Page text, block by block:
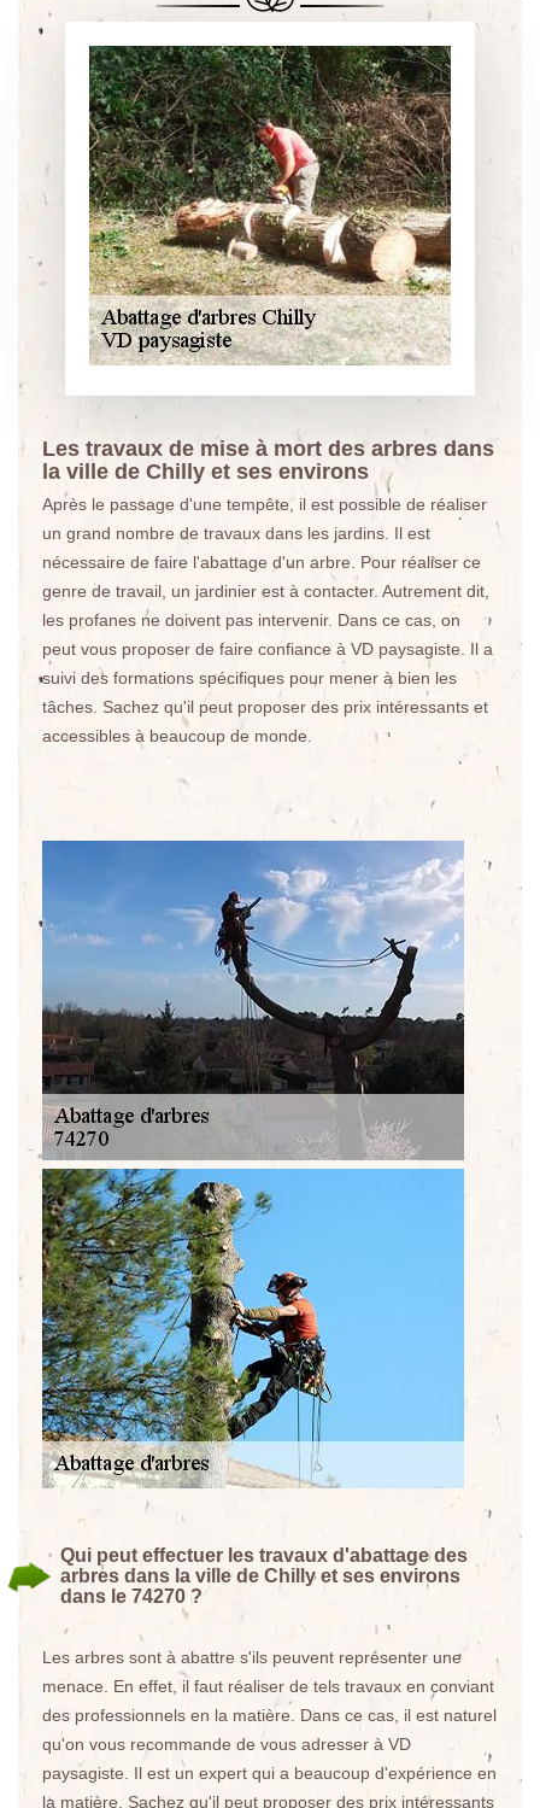
Les travaux de mise à mort des arbres dans
la ville de Chilly et ses environs
Après le passage d'une tempête, il est possible de réaliser
un grand nombre de travaux dans les jardins. Il est
nécessaire de faire l'abattage d'un arbre. Pour réaliser ce
genre de travail, un jardinier est à contacter. Autrement dit,
les profanes ne doivent pas intervenir. Dans ce cas, on
peut vous proposer de faire confiance à VD paysagiste. Il a
suivi des formations spécifiques pour mener à bien les
tâches. Sachez qu'il peut proposer des prix intéressants et
accessibles à beaucoup de monde.
Qui peut effectuer les travaux d'abattage des
arbres dans la ville de Chilly et ses environs
dans le 74270 ?
Les arbres sont à abattre s'ils peuvent représenter une
menace. En effet, il faut réaliser de tels travaux en conviant
des professionnels en la matière. Dans ce cas, il est naturel
qu'on vous recommande de vous adresser à VD
paysagiste. Il est un expert qui a beaucoup d'expérience en
la matière. Sachez qu'il peut proposer des prix intéressants